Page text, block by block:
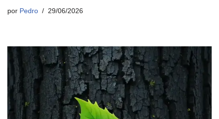
por Pedro 29/06/2026